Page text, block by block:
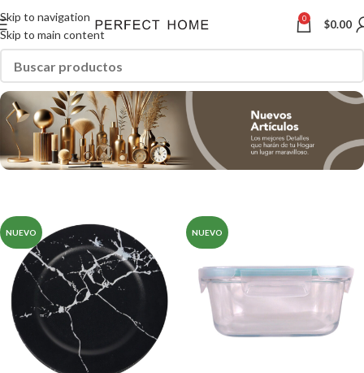
Skip to navigation
Skip to main content
0 $0.00
NUEVO NUEVO